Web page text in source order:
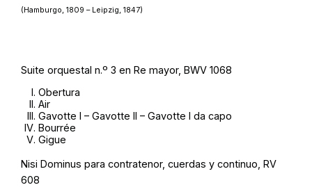
(Hamburgo, 1809 – Leipzig, 1847)
Suite orquestal n.º 3 en Re mayor, BWV 1068
Obertura
Air
Gavotte I – Gavotte II – Gavotte I da capo
Bourrée
Gigue
Nisi Dominus para contratenor, cuerdas y continuo, RV
608